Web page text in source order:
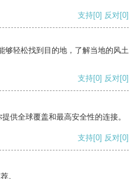
支持[0] 反对[0]
够轻松找到目的地，了解当地的风土
支持[0] 反对[0]
供全球覆盖和最高安全性的连接。
支持[0] 反对[0]
。